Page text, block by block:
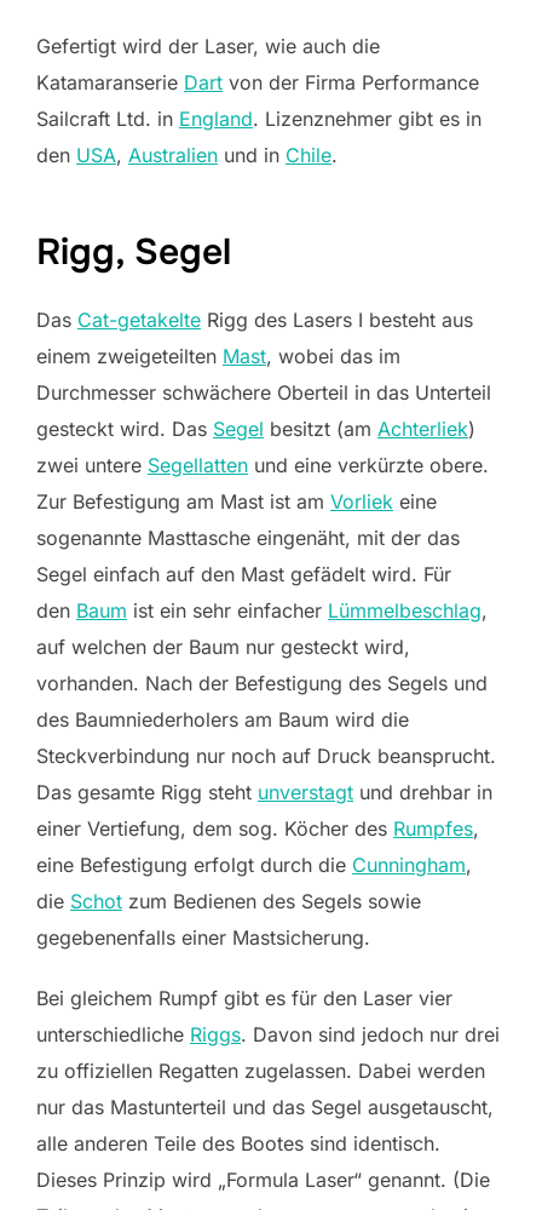
Gefertigt wird der Laser, wie auch die
Katamaranserie Dart von der Firma Performance
Sailcraft Ltd. in England. Lizenznehmer gibt es in
den USA, Australien und in Chile.
Rigg, Segel
Das Cat-getakelte Rigg des Lasers I besteht aus
einem zweigeteilten Mast, wobei das im
Durchmesser schwächere Oberteil in das Unterteil
gesteckt wird. Das Segel besitzt (am Achterliek)
zwei untere Segellatten und eine verkürzte obere.
Zur Befestigung am Mast ist am Vorliek eine
sogenannte Masttasche eingenäht, mit der das
Segel einfach auf den Mast gefädelt wird. Für
den Baum ist ein sehr einfacher Lümmelbeschlag,
auf welchen der Baum nur gesteckt wird,
vorhanden. Nach der Befestigung des Segels und
des Baumniederholers am Baum wird die
Steckverbindung nur noch auf Druck beansprucht.
Das gesamte Rigg steht unverstagt und drehbar in
einer Vertiefung, dem sog. Köcher des Rumpfes,
eine Befestigung erfolgt durch die Cunningham,
die Schot zum Bedienen des Segels sowie
gegebenenfalls einer Mastsicherung.
Bei gleichem Rumpf gibt es für den Laser vier
unterschiedliche Riggs. Davon sind jedoch nur drei
zu offiziellen Regatten zugelassen. Dabei werden
nur das Mastunterteil und das Segel ausgetauscht,
alle anderen Teile des Bootes sind identisch.
Dieses Prinzip wird „Formula Laser“ genannt. (Die